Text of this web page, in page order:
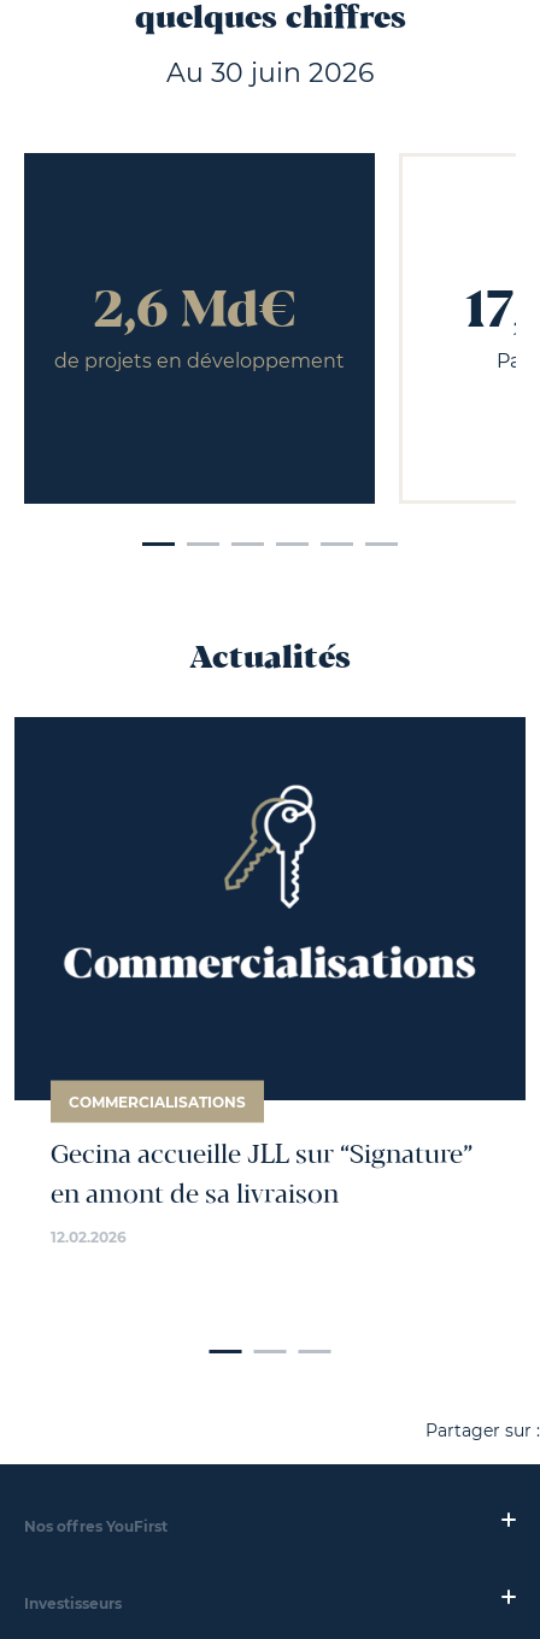
quelques chiffres
Au 30 juin 2026
2,6 Md€
de projets en développement
Actualités
COMMERCIALISATIONS
Gecina accueille JLL sur “Signature”
en amont de sa livraison
12.02.2026
Partager sur :
Nos offres YouFirst
Investisseurs